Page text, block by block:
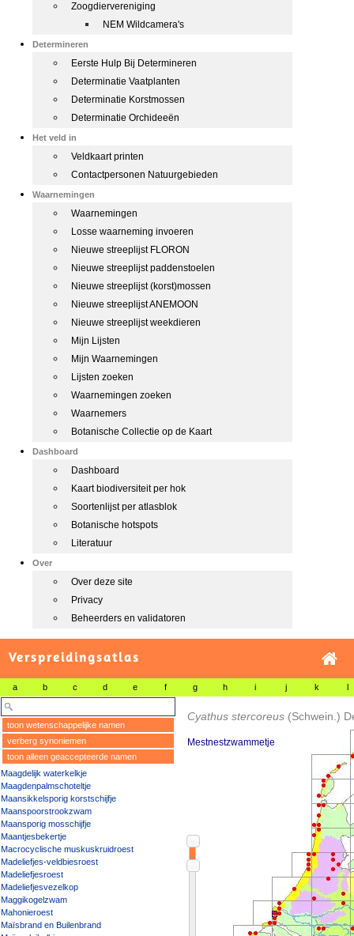
Zoogdiervereniging
NEM Wildcamera's
Determineren
Eerste Hulp Bij Determineren
Determinatie Vaatplanten
Determinatie Korstmossen
Determinatie Orchideeën
Het veld in
Veldkaart printen
Contactpersonen Natuurgebieden
Waarnemingen
Waarnemingen
Losse waarneming invoeren
Nieuwe streeplijst FLORON
Nieuwe streeplijst paddenstoelen
Nieuwe streeplijst (korst)mossen
Nieuwe streeplijst ANEMOON
Nieuwe streeplijst weekdieren
Mijn Lijsten
Mijn Waarnemingen
Lijsten zoeken
Waarnemingen zoeken
Waarnemers
Botanische Collectie op de Kaart
Dashboard
Dashboard
Kaart biodiversiteit per hok
Soortenlijst per atlasblok
Botanische hotspots
Literatuur
Over
Over deze site
Privacy
Beheerders en validatoren
Verspreidingsatlas
a b c d e f g h i j k l
toon wetenschappelijke namen
verberg synoniemen
toon alleen geaccepteerde namen
Maagdelijk waterkelkje
Maagdenpalmschoteltje
Maansikkelsporig korstschijfje
Maanspoorstrookzwam
Maansporig mosschijfje
Maantjesbekertje
Macrocyclische muskuskruidroest
Madeliefjes-veldbiesroest
Madeliefjesroest
Madeliefjesvezelkop
Maggikogelzwam
Mahonieroest
Maïsbrand en Builenbrand
Cyathus stercoreus (Schwein.)
Mestnestzwammetje